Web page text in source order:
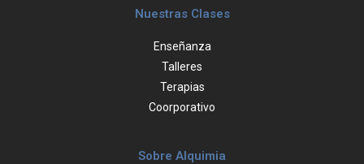
Nuestras Clases
Enseñanza
Talleres
Terapias
Coorporativo
Sobre Alquimia